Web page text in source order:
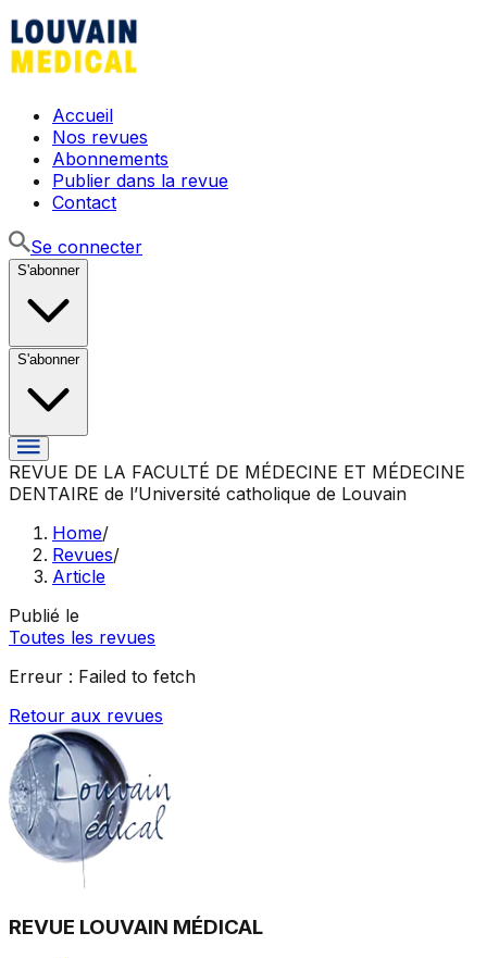
Accueil
Nos revues
Abonnements
Publier dans la revue
Contact
Se connecter
S'abonner
S'abonner
REVUE DE LA FACULTÉ DE MÉDECINE ET MÉDECINE
DENTAIRE de l’Université catholique de Louvain
Home/
Revues/
Article
Publié le
Toutes les revues
Erreur : Failed to fetch
Retour aux revues
REVUE LOUVAIN MÉDICAL